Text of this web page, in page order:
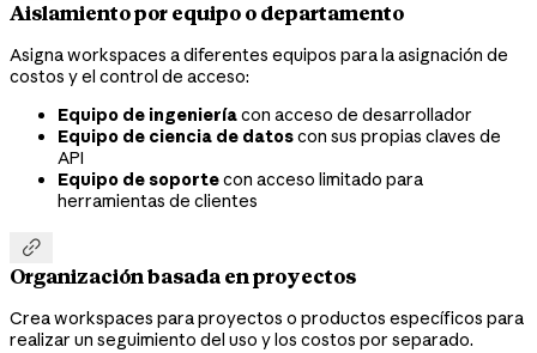
Aislamiento por equipo o departamento
Asigna workspaces a diferentes equipos para la asignación de
costos y el control de acceso:
Equipo de ingenieríacon acceso de desarrollador
Equipo de ciencia de datoscon sus propias claves de
API
Equipo de soportecon acceso limitado para
herramientas de clientes

Organización basada en proyectos
Crea workspaces para proyectos o productos específicos para
realizar un seguimiento del uso y los costos por separado.